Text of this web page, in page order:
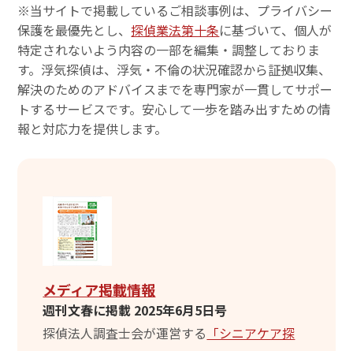
※当サイトで掲載しているご相談事例は、プライバシー
保護を最優先とし、探偵業法第十条に基づいて、個人が
特定されないよう内容の一部を編集・調整しておりま
す。浮気探偵は、浮気・不倫の状況確認から証拠収集、
解決のためのアドバイスまでを専門家が一貫してサポー
トするサービスです。安心して一歩を踏み出すための情
報と対応力を提供します。
メディア掲載情報
週刊文春に掲載 2025年6月5日号
探偵法人調査士会が運営する 「シニアケア探